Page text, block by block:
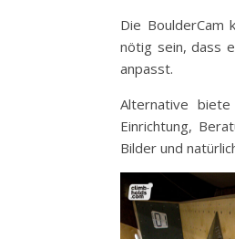
Die BoulderCam
nötig sein, dass
anpasst.
Alternative
Einrichtung,
Bilder und